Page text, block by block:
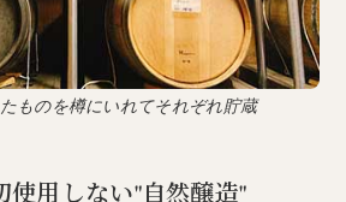
ものを樽にいれてそれぞれ貯蔵
使用しない"自然醸造"